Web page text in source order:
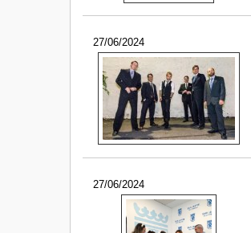
27/06/2024
27/06/2024